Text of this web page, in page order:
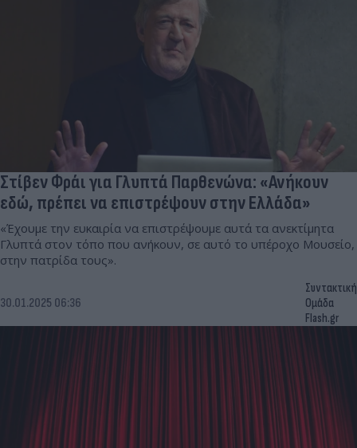
Στίβεν Φράι για Γλυπτά Παρθενώνα: «Ανήκουν
εδώ, πρέπει να επιστρέψουν στην Ελλάδα»
«Έχουμε την ευκαιρία να επιστρέψουμε αυτά τα ανεκτίμητα
Γλυπτά στον τόπο που ανήκουν, σε αυτό το υπέροχο Μουσείο,
στην πατρίδα τους».
30.01.2025 06:36
Συντακτική
Ομάδα
Flash.gr